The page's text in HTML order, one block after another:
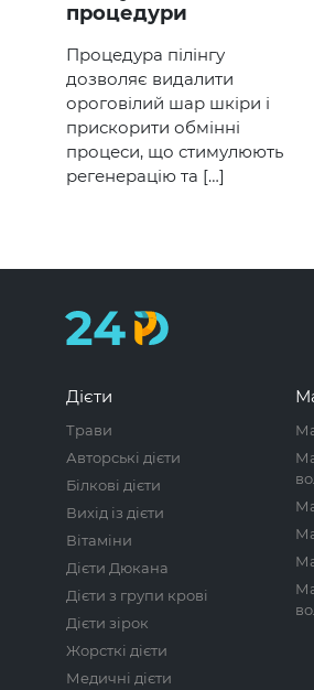
процедури
Процедура пілінгу
дозволяє видалити
ороговілий шар шкіри і
прискорити обмінні
процеси, що стимулюють
регенерацію та […]
Дієти
Трави
Авторські дієти
Білкові дієти
Вихід із дієти
Вітаміни
Дієти Дюкана
Дієти з групи крові
Дієти зірок
Жорсткі дієти
Медичні дієти